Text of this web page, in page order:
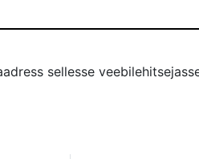
sellesse